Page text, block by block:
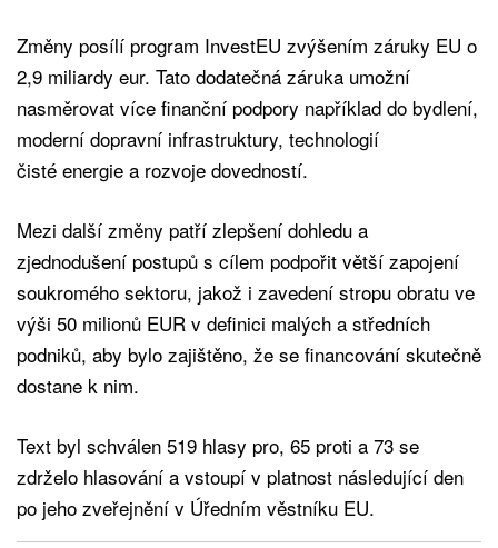
Změny posílí program InvestEU zvýšením záruky EU o
2,9 miliardy eur. Tato dodatečná záruka umožní
nasměrovat více finanční podpory například do bydlení,
moderní dopravní infrastruktury, technologií
čisté energie a rozvoje dovedností.
Mezi další změny patří zlepšení dohledu a
zjednodušení postupů s cílem podpořit větší zapojení
soukromého sektoru, jakož i zavedení stropu obratu ve
výši 50 milionů EUR v definici malých a středních
podniků, aby bylo zajištěno, že se financování skutečně
dostane k nim.
Text byl schválen 519 hlasy pro, 65 proti a 73 se
zdrželo hlasování a vstoupí v platnost následující den
po jeho zveřejnění v Úředním věstníku EU.